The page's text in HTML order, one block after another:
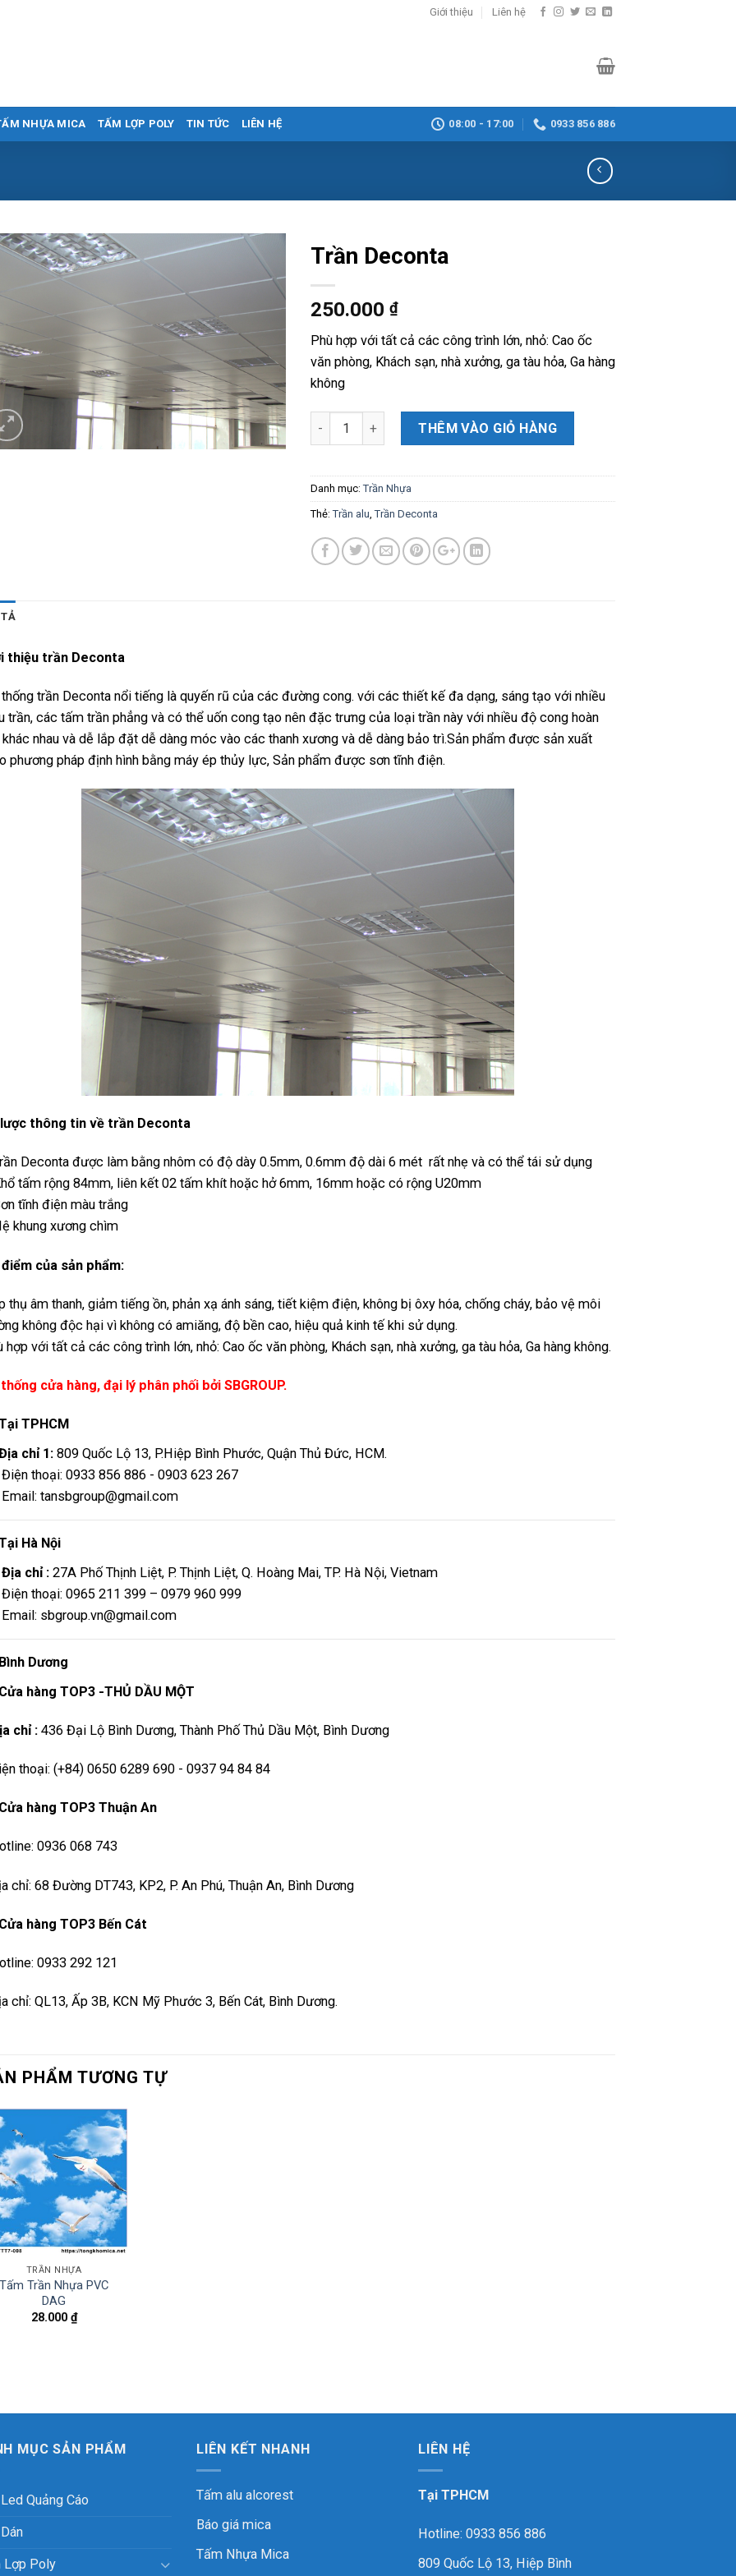
Giới thiệu Liên hệ
NHỰA MICA TẤM LỢP POLY TIN TỨC LIÊN HỆ 08:00 - 17:00 0933 856 886
Trần Deconta
250.000 ₫
Phù hợp với tất cả các công trình lớn, nhỏ: Cao ốc
văn phòng, Khách sạn, nhà xưởng, ga tàu hỏa, Ga hàng
không
Số lượng
THÊM VÀO GIỎ HÀNG
Danh mục:Trần Nhựa
Thẻ:Trần alu,Trần Deconta
thiệu trần Deconta
trần Deconta nổi tiếng là quyến rũ của các đường cong. với các thiết kế đa dạng, sáng tạo với nhiều
trần, các tấm trần phẳng và có thể uốn cong tạo nên đặc trưng của loại trần này với nhiều độ cong hoàn
nhau và dễ lắp đặt dễ dàng móc vào các thanh xương và dễ dàng bảo trì.Sản phẩm được sản xuất
phương pháp định hình bằng máy ép thủy lực, Sản phẩm được sơn tĩnh điện.
thông tin về trần Deconta
Deconta được làm bằng nhôm có độ dày 0.5mm, 0.6mm độ dài 6 mét rất nhẹ và có thể tái sử dụng
tấm rộng 84mm, liên kết 02 tấm khít hoặc hở 6mm, 16mm hoặc có rộng U20mm
tĩnh điện màu trắng
khung xương chìm
của sản phẩm:
thụ âm thanh, giảm tiếng ồn, phản xạ ánh sáng, tiết kiệm điện, không bị ôxy hóa, chống cháy, bảo vệ môi
không độc hại vì không có amiăng, độ bền cao, hiệu quả kinh tế khi sử dụng.
hợp với tất cả các công trình lớn, nhỏ: Cao ốc văn phòng, Khách sạn, nhà xưởng, ga tàu hỏa, Ga hàng không.
cửa hàng, đại lý phân phối bởi SBGROUP.
TPHCM
chỉ 1:809 Quốc Lộ 13, P.Hiệp Bình Phước, Quận Thủ Đức, HCM.
Điện thoại: 0933 856 886 - 0903 623 267
Email: tansbgroup@gmail.com
Hà Nội
Địa chỉ :27A Phố Thịnh Liệt, P. Thịnh Liệt, Q. Hoàng Mai, TP. Hà Nội, Vietnam
Điện thoại: 0965 211 399 – 0979 960 999
Email: sbgroup.vn@gmail.com
Bình Dương
Cửa hàng TOP3 -THỦ DẦU MỘT
chỉ : 436 Đại Lộ Bình Dương, Thành Phố Thủ Dầu Một, Bình Dương
thoại: (+84) 0650 6289 690 - 0937 94 84 84
Cửa hàng TOP3 Thuận An
0936 068 743
chỉ: 68 Đường DT743, KP2, P. An Phú, Thuận An, Bình Dương
Cửa hàng TOP3 Bến Cát
0933 292 121
chỉ: QL13, Ấp 3B, KCN Mỹ Phước 3, Bến Cát, Bình Dương.
PHẨM TƯƠNG TỰ
TRẦN NHỰA
Tấm Trần Nhựa PVC
DAG
28.000 ₫
MỤC SẢN PHẨM
Quảng Cáo
Lợp Poly
LIÊN KẾT NHANH
Tấm alu alcorest
Báo giá mica
Tấm Nhựa Mica
LIÊN HỆ
Tại TPHCM
Hotline: 0933 856 886
809 Quốc Lộ 13, Hiệp Bình